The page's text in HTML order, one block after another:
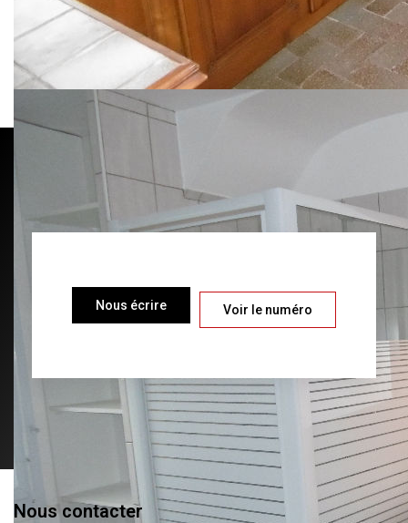
Chambre 4 15,67
W.C.
35,07
Garage
Nous écrire Voir le numéro
Nous contacter